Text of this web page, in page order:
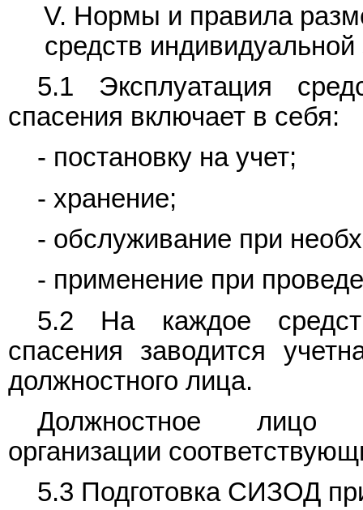
V. Нормы и правила
средств
5.1 Эксплуатация
спасения включает в себя:
- постановку на учет;
- хранение;
- обслуживание при
- применение при
5.2 На каждое
спасения заводится
должностного лица.
Должностное лицо
организации
5.3 Подготовка СИЗОД